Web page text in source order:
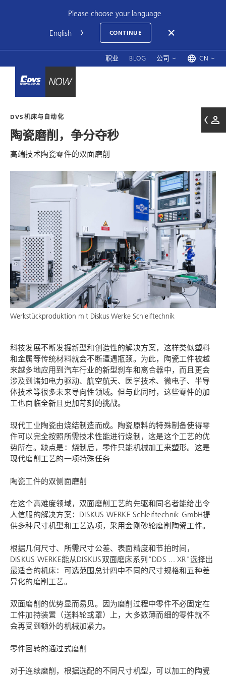
Please choose your language
CONTINUE
职业 BLOG 公司 CN
DVS机床与自动化
陶瓷磨削，争分夺秒
高端技术陶瓷零件的双面磨削
Werkstückproduktion mit Diskus Werke Schleiftechnik
科技发展不断发掘新型和创造性的解决方案，这样类似塑料
和金属等传统材料就会不断遭遇瓶颈。为此，陶瓷工件被越
来越多地应用到汽车行业的新型刹车和离合器中，而且更会
涉及到诸如电力驱动、航空航天、医学技术、微电子、半导
体技术等很多未来导向性领域。但与此同时，这些零件的加
工也面临全新且更加苛刻的挑战。
现代工业陶瓷由烧结制造而成。陶瓷原料的特殊制备使得零
件可以完全按照所需技术性能进行烧制，这是这个工艺的优
势所在。缺点是：烧制后，零件只能机械加工来塑形。这是
现代磨削工艺的一项特殊任务
陶瓷工件的双侧面磨削
在这个高难度领域，双面磨削工艺的先驱和同名者能给出令
人信服的解决方案： DISKUS WERKE Schleiftechnik GmbH提
供多种尺寸机型和工艺选项，采用金刚砂轮磨削陶瓷工件。
根据几何尺寸、所需尺寸公差、表面精度和节拍时间，
DISKUS WERKE能从DISKUS双面磨床系列"DDS ... XR"选择出
最适合的机床：可选范围总计四中不同的尺寸规格和五种差
异化的磨削工艺。
双面磨削的优势显而易见。因为磨削过程中零件不必固定在
工件加持装置（送料轮或罩）上，大多数薄而细的零件就不
会再受到额外的机械加紧力。
零件回转的通过式磨削
对于连续磨削，根据选配的不同尺寸机型，可以加工的陶瓷